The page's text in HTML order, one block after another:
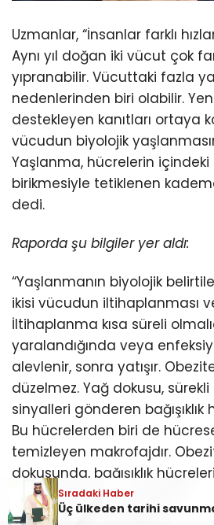
Uzmanlar, “İnsanlar farklı
Aynı yıl doğan iki vücut çok
yıpranabilir. Vücuttaki fazla
nedenlerinden biri olabilir.
destekleyen kanıtları ortaya
vücudun biyolojik
Yaşlanma, hücrelerin içindeki
birikmesiyle tetiklenen
dedi.
Raporda şu bilgiler yer aldı:
“Yaşlanmanın biyolojik
ikisi vücudun iltihaplanması
İltihaplanma kısa süreli
yaralandığında veya
alevlenir, sonra yatışır.
düzelmez. Yağ dokusu,
sinyalleri gönderen
Bu hücrelerden biri de
temizleyen makrofajdır.
dokusunda, bağışıklık
10’dan yüzde 40’ın üzerine
adı var: iltihaplanma kaynaklı
Sıradaki Haber